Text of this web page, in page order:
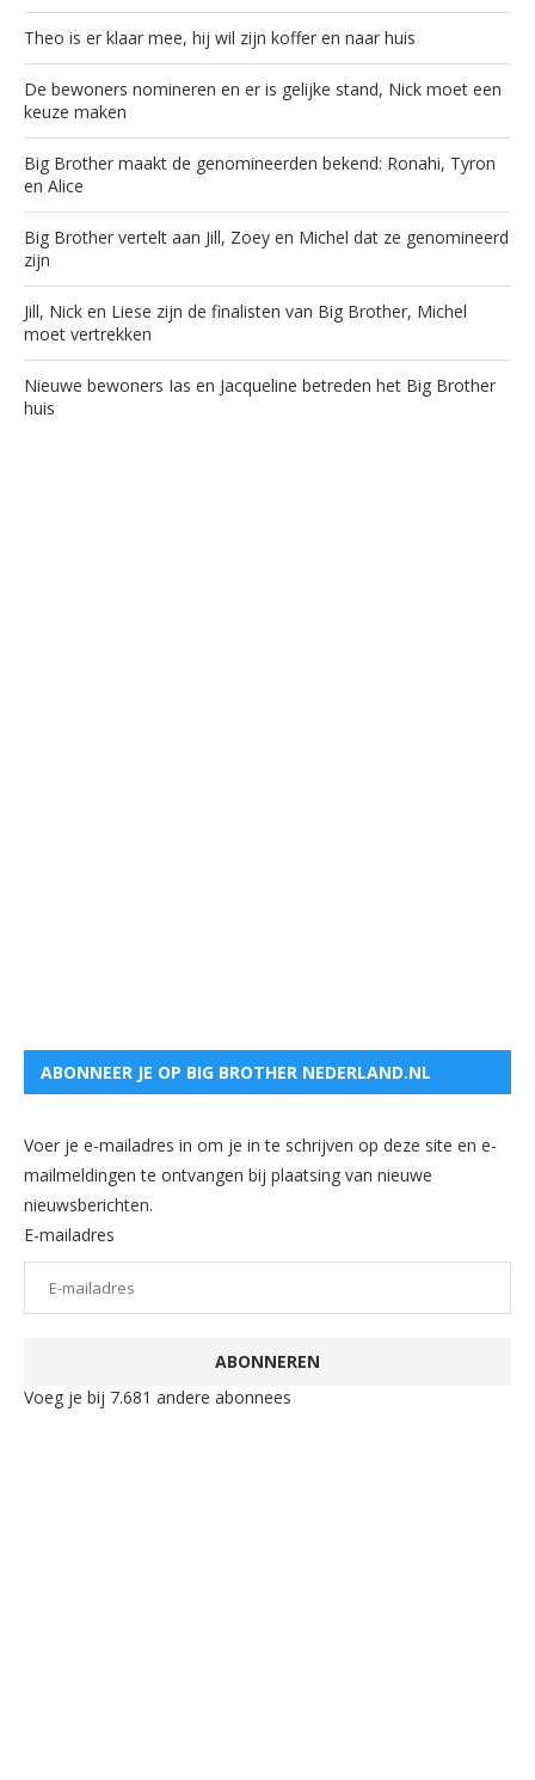
Theo is er klaar mee, hij wil zijn koffer en naar huis
De bewoners nomineren en er is gelijke stand, Nick moet een
keuze maken
Big Brother maakt de genomineerden bekend: Ronahi, Tyron
en Alice
Big Brother vertelt aan Jill, Zoey en Michel dat ze genomineerd
zijn
Jill, Nick en Liese zijn de finalisten van Big Brother, Michel
moet vertrekken
Nieuwe bewoners Ias en Jacqueline betreden het Big Brother
huis
ABONNEER JE OP BIG BROTHER NEDERLAND.NL
Voer je e-mailadres in om je in te schrijven op deze site en e-
mailmeldingen te ontvangen bij plaatsing van nieuwe
nieuwsberichten.
E-mailadres
ABONNEREN
Voeg je bij 7.681 andere abonnees